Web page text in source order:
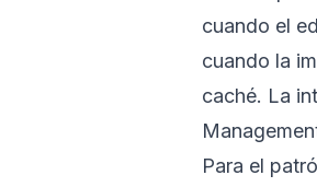
cuando el
cuando la
caché. La
Para el